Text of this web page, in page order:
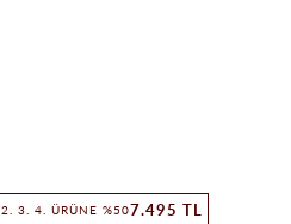
2. 3. 4. ÜRÜNE %507.495 TL